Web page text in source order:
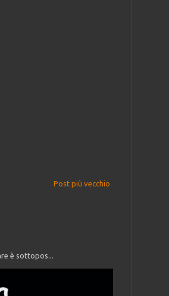
Post più vecchio
è sottopos...